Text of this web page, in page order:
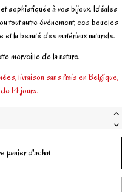
sophistiquée à vos bijoux. Idéales
tout autre événement, ces boucles
la beauté des matériaux naturels.
merveille de la nature.
livraison sans frais en Belgique,
14 jours.
panier d'achat